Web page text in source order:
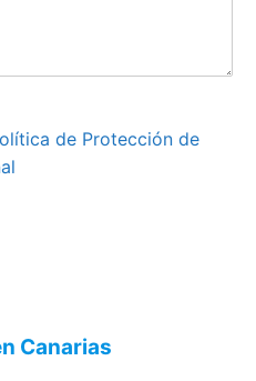
de Protección de
Canarias